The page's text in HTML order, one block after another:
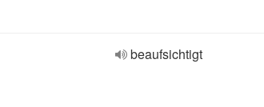
beaufsichtigt